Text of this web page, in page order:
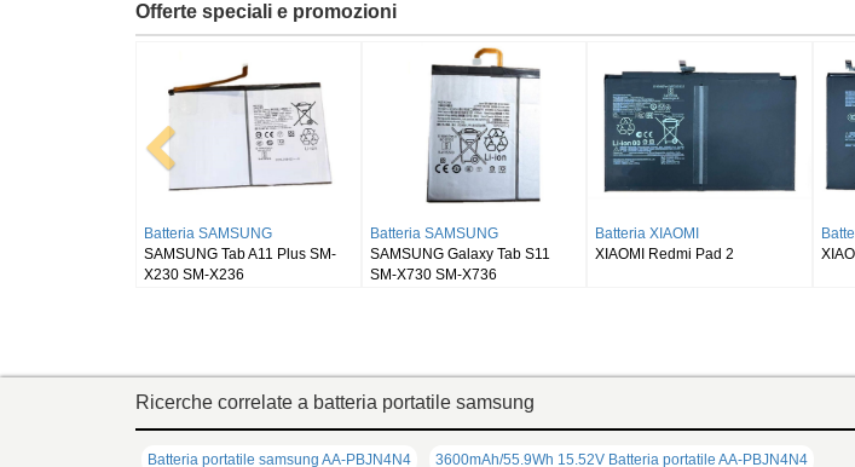
Offerte speciali e promozioni
Batteria BLACKVIEW
Blackview DK111
Batteria SAMSUNG
SAMSUNG Galaxy Tab S8 Ultra
SM-X900
Batteria SAMSUNG
SAMSUNG Galaxy Tab S9 Plus
Ricerche correlate a batteria portatile samsung
Batteria portatile samsung AA-PBJN4N4 3600mAh/55.9Wh 15.52V Batteria portatile AA-PBJN4N4